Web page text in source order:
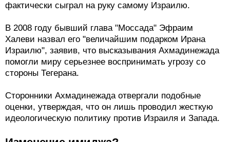
фактически сыграл на руку самому Израилю.
В 2008 году бывший глава "Моссада" Эфраим
Халеви назвал его "величайшим подарком Ирана
Израилю", заявив, что высказывания Ахмадинежада
помогли миру серьезнее воспринимать угрозу со
стороны Тегерана.
Сторонники Ахмадинежада отвергали подобные
оценки, утверждая, что он лишь проводил жесткую
идеологическую политику против Израиля и Запада.